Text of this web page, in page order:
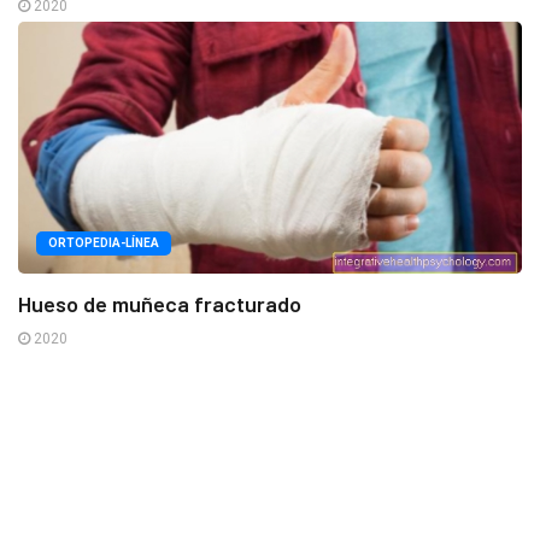
2020
ORTOPEDIA-LÍNEA
Hueso de muñeca fracturado
2020